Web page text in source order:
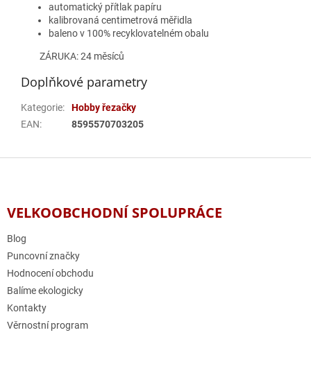
automatický přítlak papíru
kalibrovaná centimetrová měřidla
baleno v 100% recyklovatelném obalu
ZÁRUKA: 24 měsíců
Doplňkové parametry
Kategorie:
Hobby řezačky
EAN: 8595570703205
Z
VELKOOBCHODNÍ SPOLUPRÁCE
Blog
Puncovní značky
Hodnocení obchodu
Balíme ekologicky
Kontakty
Věrnostní program